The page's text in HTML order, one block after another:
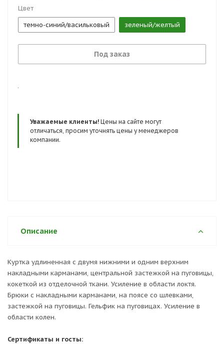
Цвет
темно-синий/васильковый
зеленый/желтый
Под заказ
.
Уважаемые клиенты! Цены на сайте могут
отличаться, просим уточнять цены у менеджеров
компании.
Описание
Куртка удлиненная с двумя нижними и одним верхним
накладными карманами, центральной застежкой на пуговицы,
кокеткой из отделочной ткани. Усиление в области локтя.
Брюки с накладными карманами, на поясе со шлевками,
застежкой на пуговицы. Гельфик на пуговицах. Усиление в
области колен.
Сертификаты и госты: